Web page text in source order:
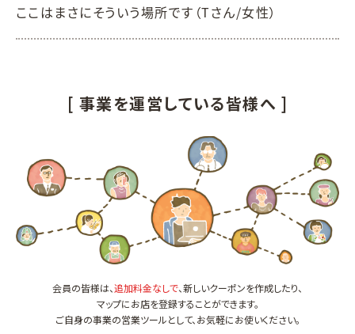
ここはまさにそういう場所です（Tさん/女性）
[ 事業を運営している皆様へ ]
会員の皆様は、追加料金なしで、新しいクーポンを作成したり、
マップにお店を登録することができます。
ご自身の事業の営業ツールとして、お気軽にお使いください。